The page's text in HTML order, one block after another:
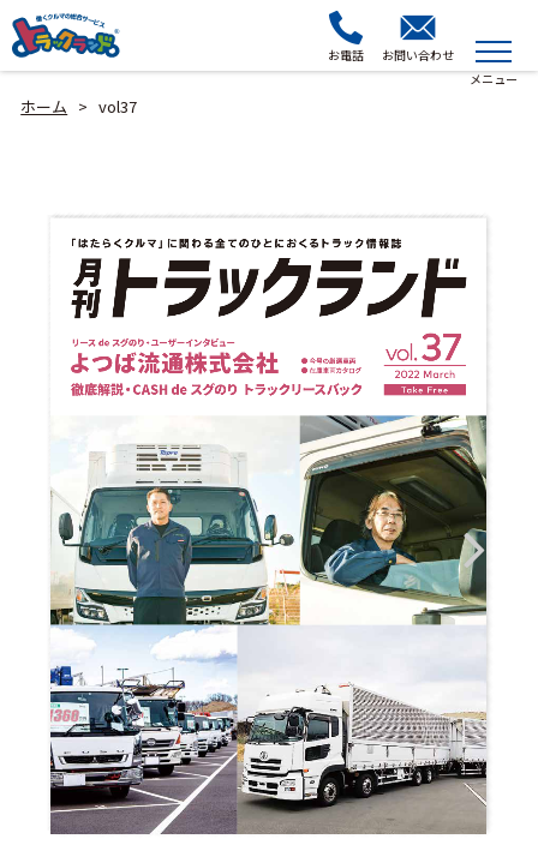
お電話 お問い合わせ
ホーム > vol37